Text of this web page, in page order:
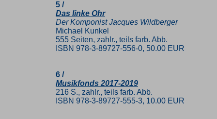
5 /
Das linke Ohr
Der Komponist Jacques Wildberger
Michael Kunkel
555 Seiten, zahlr., teils farb. Abb.
ISBN 978-3-89727-556-0, 50.00 EUR
6 /
Musikfonds 2017-2019
216 S., zahlr., teils farb. Abb.
ISBN 978-3-89727-555-3, 10.00 EUR